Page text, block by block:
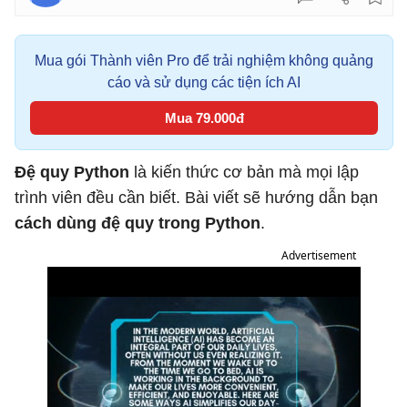
Mua gói Thành viên Pro để trải nghiệm không quảng
cáo và sử dụng các tiện ích AI
Mua 79.000đ
Đệ quy Python là kiến thức cơ bản mà mọi lập
trình viên đều cần biết. Bài viết sẽ hướng dẫn bạn
cách dùng đệ quy trong Python.
Advertisement